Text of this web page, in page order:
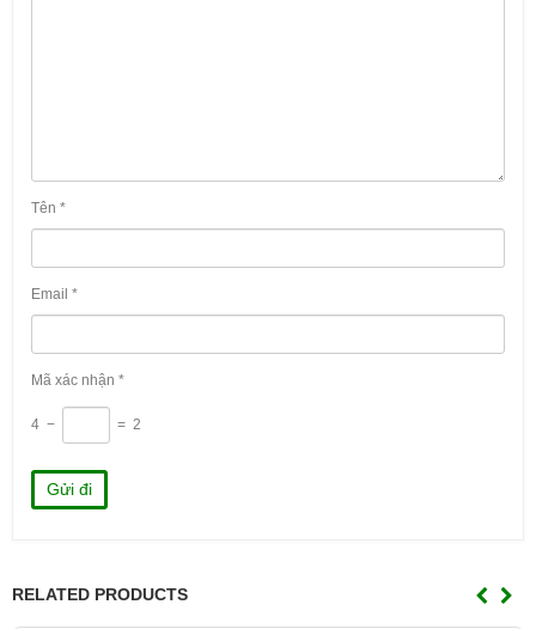
Tên *
Email *
Mã xác nhận *
4 − = 2
RELATED PRODUCTS